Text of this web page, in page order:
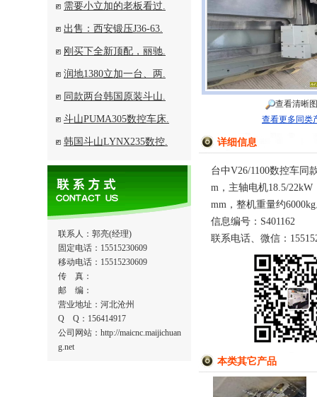
需要小立加的老板看过.
出售：西安锻压J36-63.
刚买下全新顶配，丽驰.
润地1380立加一台、两.
同款两台韩国原装斗山.
斗山PUMA305数控车床.
韩国斗山LYNX235数控.
联系人：郭亮(经理)
固定电话：15515230609
移动电话：15515230609
传 真：
邮 编：
营业地址：河北沧州
Q Q：156414917
公司网站：http://maicnc.maijichuan
g.net
查看清晰
查看更多同类
详细信息
台中V26/1100数控车同
m，主轴电机18.5/
mm，整机重量约
信息编号：S401162
联系电话、微信：
本类其它产品